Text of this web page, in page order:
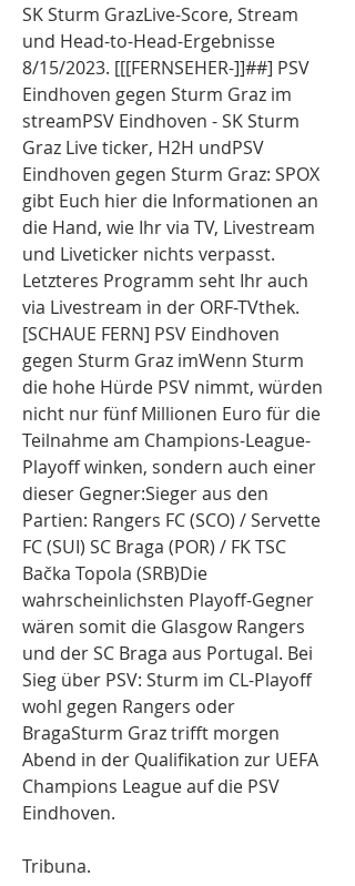
SK Sturm GrazLive-Score, Stream
und Head-to-Head-Ergebnisse
8/15/2023. [[[FERNSEHER-]]##] PSV
Eindhoven gegen Sturm Graz im
streamPSV Eindhoven - SK Sturm
Graz Live ticker, H2H undPSV
Eindhoven gegen Sturm Graz: SPOX
gibt Euch hier die Informationen an
die Hand, wie Ihr via TV, Livestream
und Liveticker nichts verpasst.
Letzteres Programm seht Ihr auch
via Livestream in der ORF-TVthek.
[SCHAUE FERN] PSV Eindhoven
gegen Sturm Graz imWenn Sturm
die hohe Hürde PSV nimmt, würden
nicht nur fünf Millionen Euro für die
Teilnahme am Champions-League-
Playoff winken, sondern auch einer
dieser Gegner:Sieger aus den
Partien: Rangers FC (SCO) / Servette
FC (SUI) SC Braga (POR) / FK TSC
Bačka Topola (SRB)Die
wahrscheinlichsten Playoff-Gegner
wären somit die Glasgow Rangers
und der SC Braga aus Portugal. Bei
Sieg über PSV: Sturm im CL-Playoff
wohl gegen Rangers oder
BragaSturm Graz trifft morgen
Abend in der Qualifikation zur UEFA
Champions League auf die PSV
Eindhoven.
Tribuna.